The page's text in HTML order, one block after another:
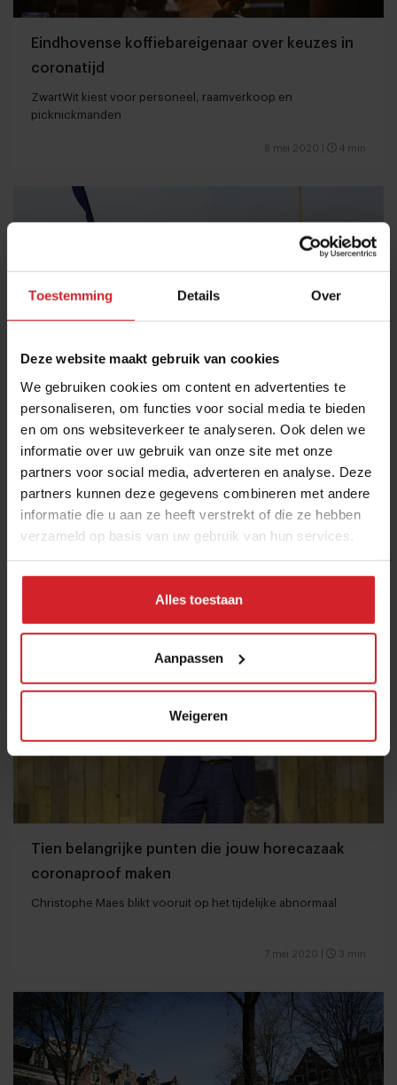
Toestemming Details Over
Deze website maakt gebruik van cookies
We gebruiken cookies om content en advertenties te
personaliseren, om functies voor social media te bieden
en om ons websiteverkeer te analyseren. Ook delen we
informatie over uw gebruik van onze site met onze
partners voor social media, adverteren en analyse. Deze
partners kunnen deze gegevens combineren met andere
informatie die u aan ze heeft verstrekt of die ze hebben
verzameld op basis van uw gebruik van hun services.
Alles toestaan
Aanpassen
Weigeren
Eindhovense koffiebareigenaar over keuzes in
coronatijd
ZwartWit kiest voor personeel, raamverkoop en
picknickmanden
8 mei 2020 4 min
De stand van het strand
Hoe reageren strandpaviljoens op de nieuwe maatregelen?
Tien belangrijke punten die jouw horecazaak
coronaproof maken
Christophe Maes blikt vooruit op het tijdelijke abnormaal
7 mei 2020 3 min